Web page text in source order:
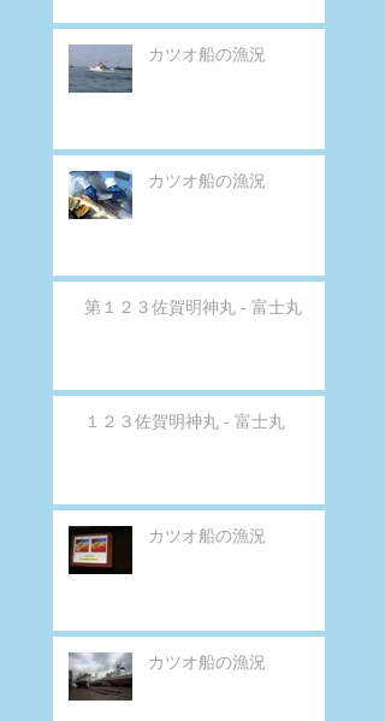
カツオ船の漁況
カツオ船の漁況
第１２３佐賀明神丸 - 富士丸
１２３佐賀明神丸 - 富士丸
カツオ船の漁況
カツオ船の漁況